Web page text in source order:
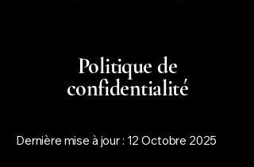
Politique de
confidentialité
Dernière mise à jour : 12 Octobre 2025